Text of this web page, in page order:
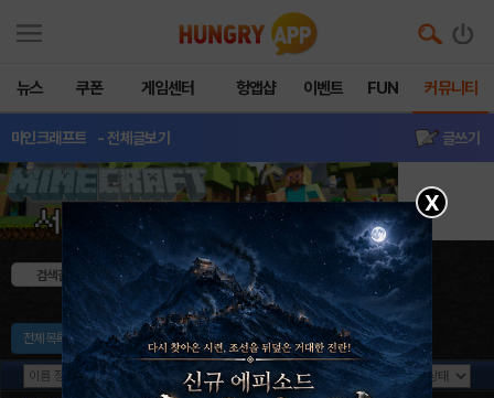
뉴스 쿠폰 게임센터 헝앱샵 이벤트 FUN 커뮤니티
마인크래프트 - 전체글보기 글쓰기
검색결과 : 130 개
전체 목록 버전 1.8 버전 1.7 버전 1.6 버전 1.5
X